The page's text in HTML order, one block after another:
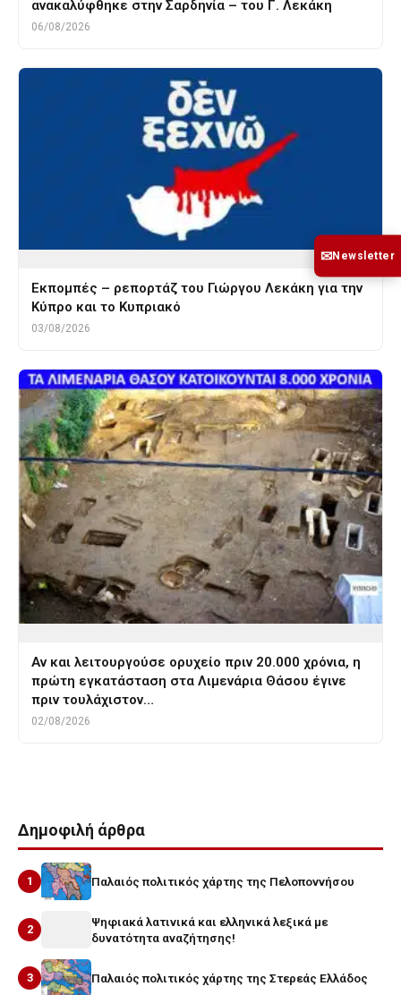
ανακαλύφθηκε στην Σαρδηνία – του Γ. Λεκάκη
06/08/2026
Εκπομπές – ρεπορτάζ του Γιώργου Λεκάκη για την
Κύπρο και το Κυπριακό
03/08/2026
Αν και λειτουργούσε ορυχείο πριν 20.000 χρόνια, η
πρώτη εγκατάσταση στα Λιμενάρια Θάσου έγινε
πριν τουλάχιστον…
02/08/2026
Δημοφιλή άρθρα
1 Παλαιός πολιτικός χάρτης της Πελοποννήσου
2
Ψηφιακά λατινικά και ελληνικά λεξικά με
δυνατότητα αναζήτησης!
3 Παλαιός πολιτικός χάρτης της Στερεάς Ελλάδος
✉Newsletter